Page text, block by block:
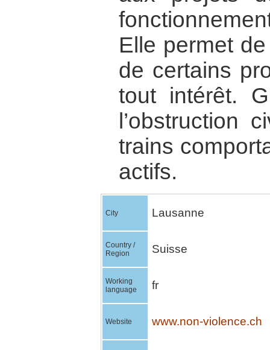
Elle permet
de certains
tout intérêt.
l’obstruction
trains
actifs.
City Lausanne
Country /
Region
Suisse
Working
language
fr
Website www.non-violence.ch